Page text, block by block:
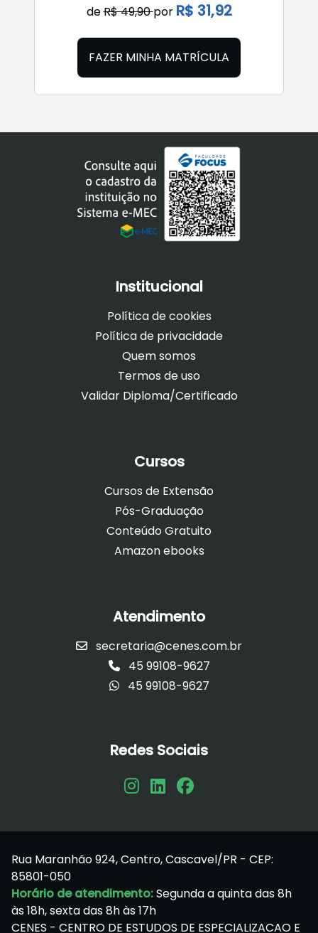
deR$ 49,90por R$ 31,92
FAZER MINHA MATRÍCULA
Institucional
Política de cookies
Política de privacidade
Quem somos
Termos de uso
Validar Diploma/Certificado
Cursos
Cursos de Extensão
Pós-Graduação
Conteúdo Gratuito
Amazon ebooks
Atendimento
secretaria@cenes.com.br
45 99108-9627
45 99108-9627
Redes Sociais
Rua Maranhão 924, Centro, Cascavel/PR - CEP:
85801-050
Horário de atendimento:Segunda a quinta das 8h
às 18h, sexta das 8h às 17h
CENES - CENTRO DE ESTUDOS DE ESPECIALIZACAO E